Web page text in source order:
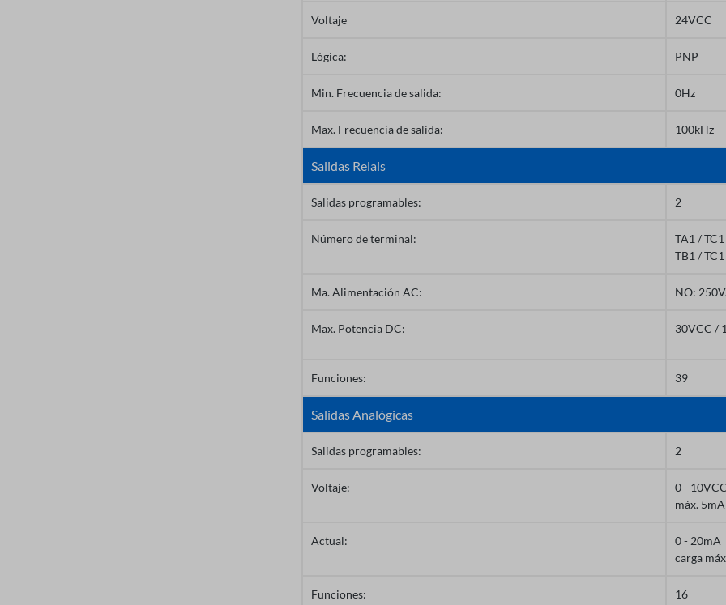
Voltaje 24VCC
Lógica: PNP
Min. Frecuencia de salida: 0Hz
Max. Frecuencia de salida: 100kHz
Salidas Relais
Salidas programables: 2
Número de terminal:
TA1 /
TB1 /
Ma. Alimentación AC: NO:
Max. Potencia DC: 30VCC /
Funciones: 39
Salidas Analógicas
Salidas programables: 2
Voltaje:
0 -
máx. 5mA
Actual:
0 - 20mA
carga
Funciones: 16